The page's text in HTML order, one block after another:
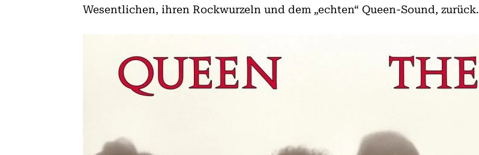
Wesentlichen, ihren Rockwurzeln und dem „echten“ Queen-Sound, zurück.